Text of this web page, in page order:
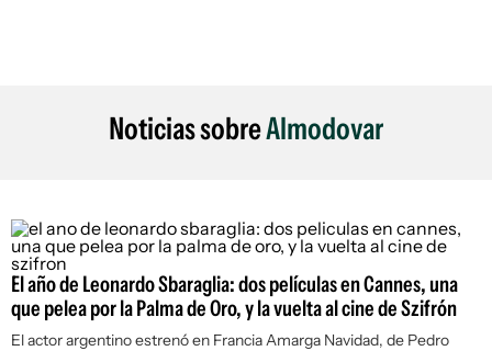
Noticias sobreAlmodovar
El año de Leonardo Sbaraglia: dos películas en Cannes, una
que pelea por la Palma de Oro, y la vuelta al cine de Szifrón
El actor argentino estrenó en FranciaAmarga Navidad, de Pedro